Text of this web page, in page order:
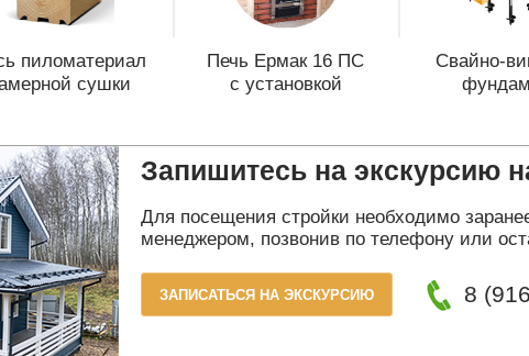
пиломатериал
сушки
Печь Ермак 16 ПС
с установкой
Свайно-
Запишитесь на экскурсию
Для посещения стройки необходимо
менеджером, позвонив по телефону или
ЗАПИСАТЬСЯ НА ЭКСКУРСИЮ 8